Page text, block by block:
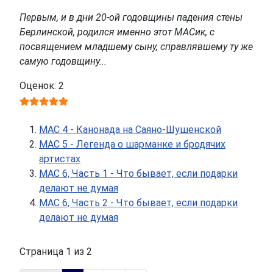
Первым, и в дни 20-ой годовщины падения стены
Берлинской, родился именно этот МАСик, с
посвящением младшему сыну, справлявшему ту же
самую годовщину...
Оценок: 2
МАС 4 - Канонада на Саяно-Шушенской
МАС 5 - Легенда о шарманке и бродячих
артистах
МАС 6, Часть 1 - Что бывает, если подарки
делают не думая
МАС 6, Часть 2 - Что бывает, если подарки
делают не думая
Страница 1 из 2